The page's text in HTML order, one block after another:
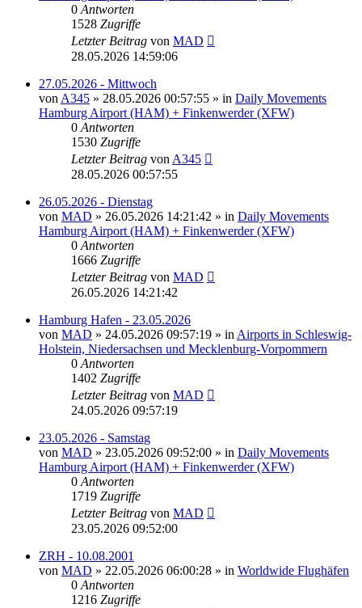
0 Antworten
1528 Zugriffe
Letzter Beitrag von MAD
28.05.2026 14:59:06
27.05.2026 - Mittwoch
von A345 » 28.05.2026 00:57:55 » in Daily Movements
Hamburg Airport (HAM) + Finkenwerder (XFW)
0 Antworten
1530 Zugriffe
Letzter Beitrag von A345
28.05.2026 00:57:55
26.05.2026 - Dienstag
von MAD » 26.05.2026 14:21:42 » in Daily Movements
Hamburg Airport (HAM) + Finkenwerder (XFW)
0 Antworten
1666 Zugriffe
Letzter Beitrag von MAD
26.05.2026 14:21:42
Hamburg Hafen - 23.05.2026
von MAD » 24.05.2026 09:57:19 » in Airports in Schleswig-
Holstein, Niedersachsen und Mecklenburg-Vorpommern
0 Antworten
1402 Zugriffe
Letzter Beitrag von MAD
24.05.2026 09:57:19
23.05.2026 - Samstag
von MAD » 23.05.2026 09:52:00 » in Daily Movements
Hamburg Airport (HAM) + Finkenwerder (XFW)
0 Antworten
1719 Zugriffe
Letzter Beitrag von MAD
23.05.2026 09:52:00
ZRH - 10.08.2001
von MAD » 22.05.2026 06:00:28 » in Worldwide Flughäfen
0 Antworten
1216 Zugriffe